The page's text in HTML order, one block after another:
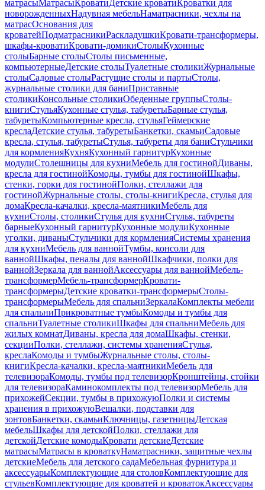
матрасыМатрасыКроватиДетские кроватиКроватки для
новорожденныхНадувная мебельНаматрасники, чехлы на
матрасОснования для
кроватейПодматрасникиРаскладушкиКровати-трансформеры,
шкафы-кроватиКровати-домикиСтолыКухонные
столыБарные столыСтолы письменные,
компьютерныеДетские столыТуалетные столикиЖурнальные
столыСадовые столыРастущие столы и партыСтолы,
журнальные столики для баниПриставные
столикиКонсольные столикиОбеденные группыСтолы-
книгиСтульяКухонные стулья, табуретыБарные стулья,
табуретыКомпьютерные кресла, стульяГеймерские
креслаДетские стулья, табуретыБанкетки, скамьиСадовые
кресла, стулья, табуретыСтулья, табуреты для баниСтульчики
для кормленияКухняКухонный гарнитурКухонные
модулиСтолешницы для кухниМебель для гостинойДиваны,
кресла для гостинойКомоды, тумбы для гостинойШкафы,
стенки, горки для гостинойПолки, стеллажи для
гостинойЖурнальные столы, столы-книгиКресла, стулья для
домаКресла-качалки, кресла-маятникиМебель для
кухниСтолы, столикиСтулья для кухниСтулья, табуреты
барныеКухонный гарнитурКухонные модулиКухонные
уголки, диваныСтульчики для кормленияСистемы хранения
для кухниМебель для ваннойТумбы, консоли для
ваннойШкафы, пеналы для ваннойШкафчики, полки для
ваннойЗеркала для ваннойАксессуары для ваннойМебель-
трансформерМебель-трансформерКровати-
трансформерыДетские кроватки-трансформерыСтолы-
трансформерыМебель для спальниЗеркалаКомплекты мебели
для спальниПрикроватные тумбыКомоды и тумбы для
спальниТуалетные столикиШкафы для спальниМебель для
жилых комнатДиваны, кресла для домаШкафы, стенки,
секцииПолки, стеллажи, системы храненияСтулья,
креслаКомоды и тумбыЖурнальные столы, столы-
книгиКресла-качалки, кресла-маятникиМебель для
телевизораКомоды, тумбы под телевизорКронштейны, стойки
для телевизораКаминокомплекты под телевизорМебель для
прихожейСекции, тумбы в прихожуюПолки и системы
хранения в прихожуюВешалки, подставки для
зонтовБанкетки, скамьиКлючницы, газетницыДетская
мебельШкафы для детскойПолки, стеллажи для
детскойДетские комодыКровати детскиеДетские
матрасыМатрасы в кроваткуНаматрасники, защитные чехлы
детскиеМебель для детского садаМебельная фурнитура и
аксессуарыКомплектующие для столовКомплектующие для
стульевКомплектующие для кроватей и кроватокАксессуары